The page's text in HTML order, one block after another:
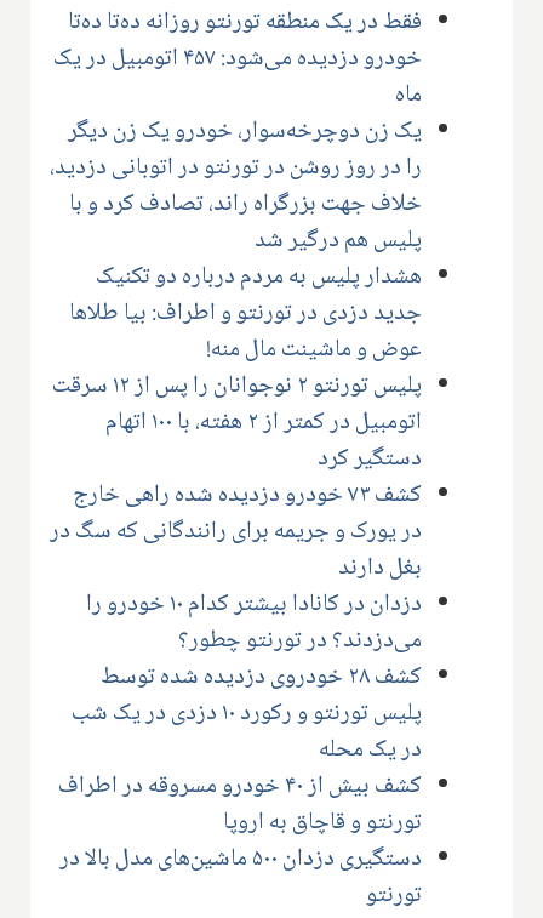
فقط در یک منطقه تورنتو روزانه ده‌تا ده‌تا
خودرو دزدیده می‌شود: ۴۵۷ اتومبیل در یک
ماه
یک زن دوچرخه‌سوار، خودرو یک زن دیگر
را در روز روشن در تورنتو در اتوبانی دزدید،
خلاف جهت بزرگراه راند، تصادف کرد و با
پلیس هم درگیر شد
هشدار پلیس به مردم درباره دو تکنیک
جدید دزدی در تورنتو و اطراف: بیا طلاها
عوض و ماشینت مال منه!
پلیس تورنتو ۲ نوجوانان را پس از ۱۲ سرقت
اتومبیل در کمتر از ۲ هفته، با ۱۰۰ اتهام
دستگیر کرد
کشف ۷۳ خودرو دزدیده شده راهی خارج
در یورک و جریمه برای رانندگانی که سگ در
بغل دارند
دزدان در کانادا بیشتر کدام ۱۰ خودرو را
می‌دزدند؟ در تورنتو چطور؟
کشف ۲۸ خودروی دزدیده شده توسط
پلیس تورنتو و رکورد ۱۰ دزدی در یک شب
در یک محله
کشف بیش از ۴۰ خودرو مسروقه در اطراف
تورنتو و قاچاق به اروپا
دستگیری دزدان ۵۰۰ ماشین‌های مدل بالا در
تورنتو